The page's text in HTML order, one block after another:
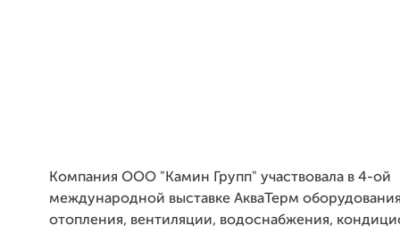
Компания ООО "Камин Групп" участвовала в 4-ой
международной выставке АкваТерм
отопления, вентиляции, водоснабжения,